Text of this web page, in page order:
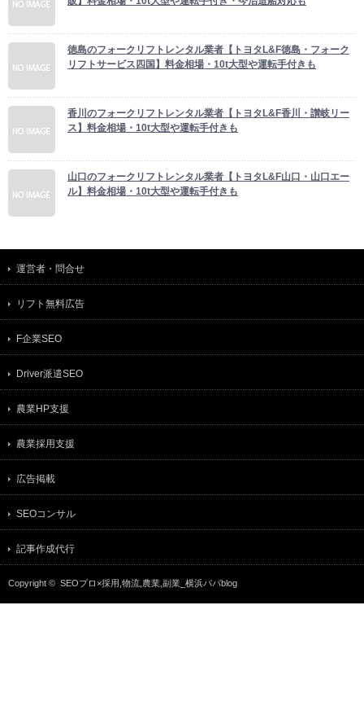
徳島のフォークリフトレンタル業者【トヨタL&F徳島・フォーク
リフトサービス四国】料金相場・10t大型や運転手付きも
香川のフォークリフトレンタル業者【トヨタL&F香川・讃岐リー
ス】料金相場・10t大型や運転手付きも
山口のフォークリフトレンタル業者【トヨタL&F山口・山口エー
ル】料金相場・10t大型や運転手付きも
運営者・問合せ
リフト無料広告
F企業SEO
Driver派遣SEO
農業HP支援
農業採用支援
広告掲載
SEOコンサル
記事作成代行
Copyright © SEOプロ×採用,物流,農業,副業_横浜パパblog